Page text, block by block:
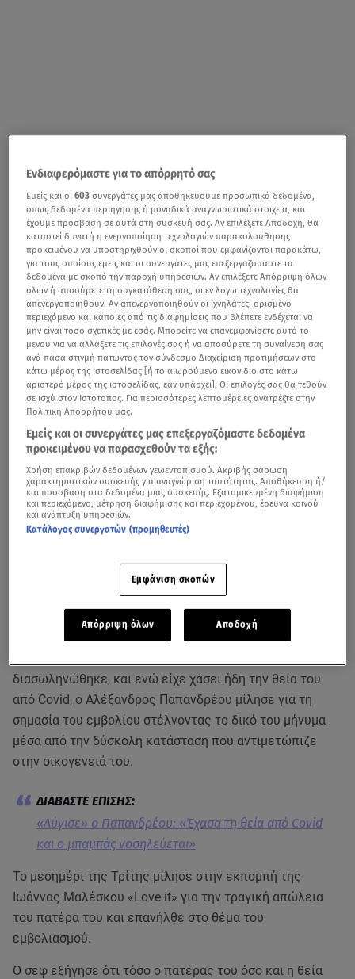
Αλέξανδρος Παπανδρέου
μερικές ημέρες έχασε τον πατέρα του και τη θεία του
από κορωνοϊό.
Ο πατέρας του αν και γιατρός, δεν είχε εμβολιαστεί.
διασωληνώθηκε, και ενώ είχε χάσει ήδη την θεία του
από Covid, ο Αλέξανδρος Παπανδρέου μίλησε για τη
σημασία του εμβολίου στέλνοντας το δικό του μήνυμα
μέσα από την δύσκολη κατάσταση που αντιμετώπιζε
στην οικογένειά του.
«Λύγισε» ο Παπανδρέου: «Έχασα τη θεία από Covid
και ο μπαμπάς νοσηλεύεται»
Το μεσημέρι της Τρίτης μίλησε στην εκπομπή της
Ιωάννας Μαλέσκου «Love it» για την τραγική απώλεια
του πατέρα του και επανήλθε στο θέμα του
εμβολιασμού.
Ο σεφ εξήγησε ότι τόσο ο πατέρας του όσο και η θεία
Ενδιαφερόμαστε για το απόρρητό σας
Εμείς και οι603 συνεργάτες μας αποθηκεύουμε προσωπικά δεδομένα,
όπως δεδομένα περιήγησης ή μοναδικά αναγνωριστικά στοιχεία, και
έχουμε πρόσβαση σε αυτά στη συσκευή σας. Αν επιλέξετε Αποδοχή, θα
καταστεί δυνατή η ενεργοποίηση τεχνολογιών παρακολούθησης
προκειμένου να υποστηριχθούν οι σκοποί που εμφανίζονται παρακάτω,
για τους οποίους εμείς και οι συνεργάτες μας επεξεργαζόμαστε τα
δεδομένα με σκοπό την παροχή υπηρεσιών. Αν επιλέξετε Απόρριψη όλων
όλων ή αποσύρετε τη συγκατάθεσή σας, οι εν λόγω τεχνολογίες θα
απενεργοποιηθούν. Αν απενεργοποιηθούν οι ιχνηλάτες, ορισμένο
περιεχόμενο και κάποιες από τις διαφημίσεις που βλέπετε ενδέχεται να
μην είναι τόσο σχετικές με εσάς. Μπορείτε να επανεμφανίσετε αυτό το
μενού για να αλλάξετε τις επιλογές σας ή να αποσύρετε τη συναίνεσή σας
ανά πάσα στιγμή πατώντας τον σύνδεσμο Διαχείριση προτιμήσεων στο
κάτω μέρος της ιστοσελίδας [ή το αιωρούμενο εικονίδιο στο κάτω
αριστερό μέρος της ιστοσελίδας, εάν υπάρχει]. Οι επιλογές σας θα τεθούν
σε ισχύ στον Ιστότοπος. Για περισσότερες λεπτομέρειες ανατρέξτε στην
Πολιτική Απορρήτου μας.
Εμείς και οι συνεργάτες μας επεξεργαζόμαστε δεδομένα
προκειμένου να παρασχεθούν τα εξής:
Χρήση επακριβών δεδομένων γεωεντοπισμού. Ακριβής σάρωση
χαρακτηριστικών συσκευής για αναγνώριση ταυτότητας. Αποθήκευση ή/
και πρόσβαση στα δεδομένα μιας συσκευής. Εξατομικευμένη διαφήμιση
και περιεχόμενο, μέτρηση διαφήμισης και περιεχομένου, έρευνα κοινού
και ανάπτυξη υπηρεσιών.
Κατάλογος συνεργατών (προμηθευτές)
Εμφάνιση σκοπών
Απόρριψη όλων Αποδοχή